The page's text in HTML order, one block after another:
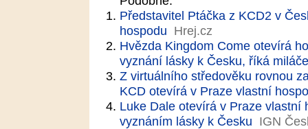
Představitel Ptáčka z KCD2 v
hospodu Hrej.cz
Hvězda Kingdom Come otevírá
vyznání lásky k Česku, říká
Z virtuálního středověku rovnou
KCD otevírá v Praze vlastní
Luke Dale otevírá v Praze vlastní
vyznáním lásky k Česku IGN